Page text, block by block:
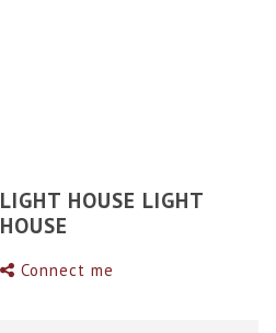
LIGHT HOUSE LIGHT
HOUSE
Connect me